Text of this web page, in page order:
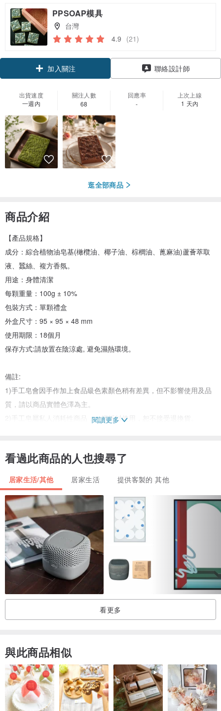
PPSOAP模具
台灣
4.9 (21)
加入關注 聯絡設計師
出貨速度
一週內
關注人數
68
回應率
-
上次上線
1 天內
逛全部商品
商品介紹
【產品規格】
成分：綜合植物油皂基(橄欖油、椰子油、棕櫚油、蓖麻油)蘆薈萃取
液、蠶絲、複方香氛。
用途：身體清潔
每顆重量：100g ± 10%
包裝方式：單顆禮盒
外盒尺寸：95 × 95 × 48 mm
使用期限：18個月
保存方式:請放置在陰涼處, 避免濕熱環境。
備註:
1)手工皂會因手作加上食品級色素顏色稍有差異，但不影響使用及品
質，請以商品實體色澤為主。
2)手工皂屬私人消耗性商品，一經拆封使用，恕不接受退換貨。
我們除了公司自行開發的款式同時亦提供客戶客製化的需求。
Taiwan / 手工製作
閱讀更多
看過此商品的人也搜尋了
居家生活/其他 居家生活 提供客製的 其他
看更多
與此商品相似